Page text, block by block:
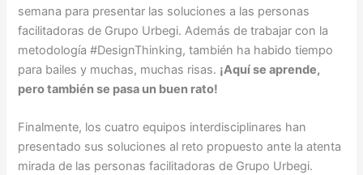
semana para presentar las soluciones a las personas
facilitadoras de Grupo Urbegi. Además de trabajar con la
metodología #DesignThinking, también ha habido tiempo
para bailes y muchas, muchas risas. ¡Aquí se aprende,
pero también se pasa un buen rato!
Finalmente, los cuatro equipos interdisciplinares han
presentado sus soluciones al reto propuesto ante la atenta
mirada de las personas facilitadoras de Grupo Urbegi.